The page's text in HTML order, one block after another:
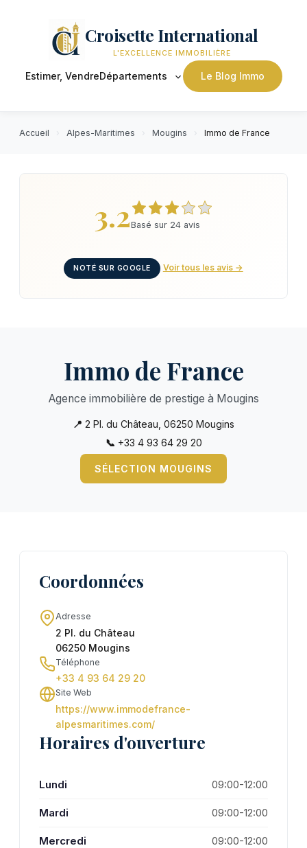
Croisette International
L'EXCELLENCE IMMOBILIÈRE
Estimer, VendreDépartements Le Blog Immo
Accueil Alpes-Maritimes Mougins Immo de France
3.2Basé sur 24 avis
NOTÉ SUR GOOGLE Voir tous les avis →
Immo de France
Agence immobilière de prestige à Mougins
📍 2 Pl. du Château, 06250 Mougins
📞 +33 4 93 64 29 20
SÉLECTION MOUGINS
Coordonnées
Adresse
2 Pl. du Château
06250 Mougins
Téléphone
+33 4 93 64 29 20
Site Web
https://www.immodefrance-
alpesmaritimes.com/
Horaires d'ouverture
Lundi 09:00-12:00
Mardi 09:00-12:00
Mercredi 09:00-12:00